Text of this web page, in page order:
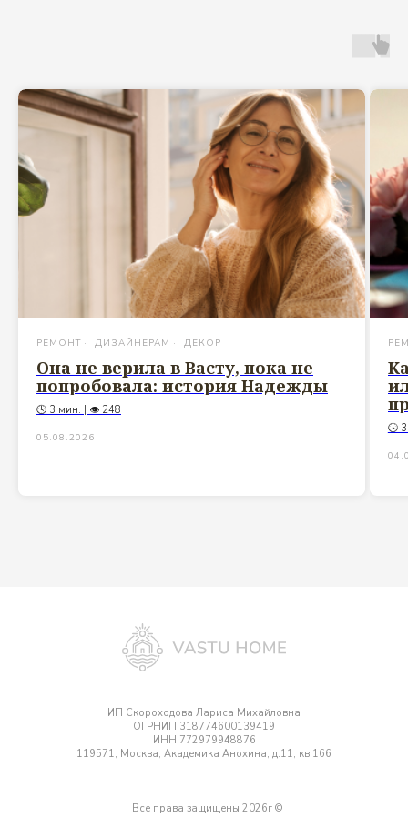
РЕМОНТ ДИЗАЙНЕРАМ ДЕКОР
Она не верила в Васту, пока не
попробовала: история Надежды
🕓 3 мин. | 👁 248
05.08.2026
🕓
Все права защищены 2026г ©
ИП Скороходова Лариса Михайловна
ОГРНИП 318774600139419
ИНН 772979948876
119571, Москва, Академика Анохина, д.11, кв.166